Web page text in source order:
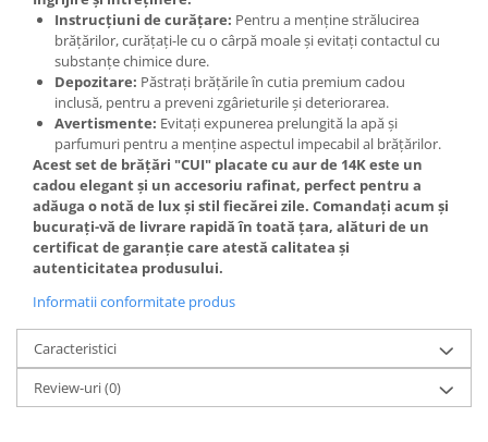
Instrucțiuni de curățare: Pentru a menține strălucirea
brățărilor, curățați-le cu o cârpă moale și evitați contactul cu
substanțe chimice dure.
Depozitare: Păstrați brățările în cutia premium cadou
inclusă, pentru a preveni zgârieturile și deteriorarea.
Avertismente: Evitați expunerea prelungită la apă și
parfumuri pentru a menține aspectul impecabil al brățărilor.
Acest set de brățări "CUI" placate cu aur de 14K este un
cadou elegant și un accesoriu rafinat, perfect pentru a
adăuga o notă de lux și stil fiecărei zile. Comandați acum și
bucurați-vă de livrare rapidă în toată țara, alături de un
certificat de garanție care atestă calitatea și
autenticitatea produsului.
Informatii conformitate produs
Caracteristici
Review-uri(0)